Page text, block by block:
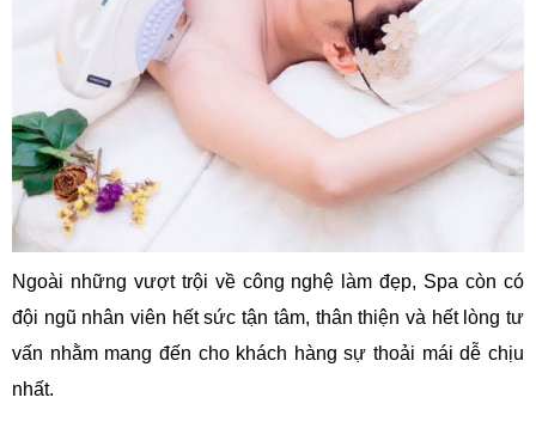
Ngoài những vượt trội về công nghệ làm đẹp, Spa còn có
đội ngũ nhân viên hết sức tận tâm, thân thiện và hết lòng tư
vấn nhằm mang đến cho khách hàng sự thoải mái dễ chịu
nhất.